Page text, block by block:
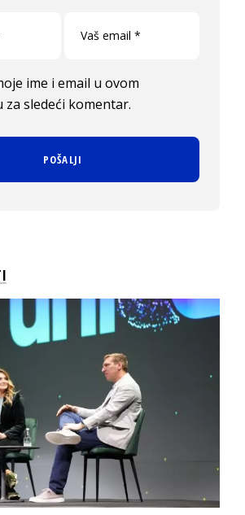
ime i email u ovom
za sledeći komentar.